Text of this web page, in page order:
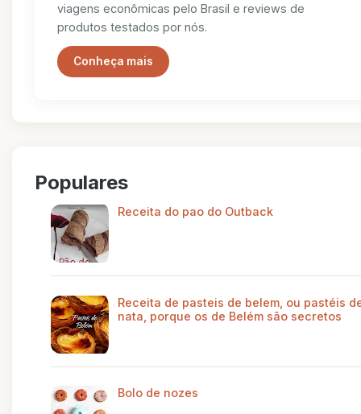
viagens econômicas pelo Brasil e reviews de
produtos testados por nós.
Conheça mais
Populares
Receita do pao do Outback
Receita de pasteis de belem, ou pastéis
nata, porque os de Belém são secretos
Bolo de nozes